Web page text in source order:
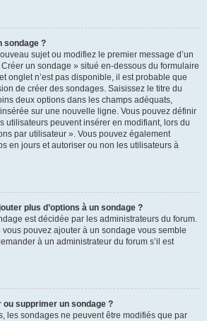
sondage ?
sujet ou modifiez le premier message d’un
un sondage » situé en-dessous du formulaire
onglet n’est pas disponible, il est probable que
de créer des sondages. Saisissez le titre du
deux options dans les champs adéquats,
sur une nouvelle ligne. Vous pouvez définir
utilisateurs peuvent insérer en modifiant, lors du
par utilisateur ». Vous pouvez également
en jours et autoriser ou non les utilisateurs à
plus d’options à un sondage ?
est décidée par les administrateurs du forum.
vous pouvez ajouter à un sondage vous semble
à un administrateur du forum s’il est
supprimer un sondage ?
les sondages ne peuvent être modifiés que par